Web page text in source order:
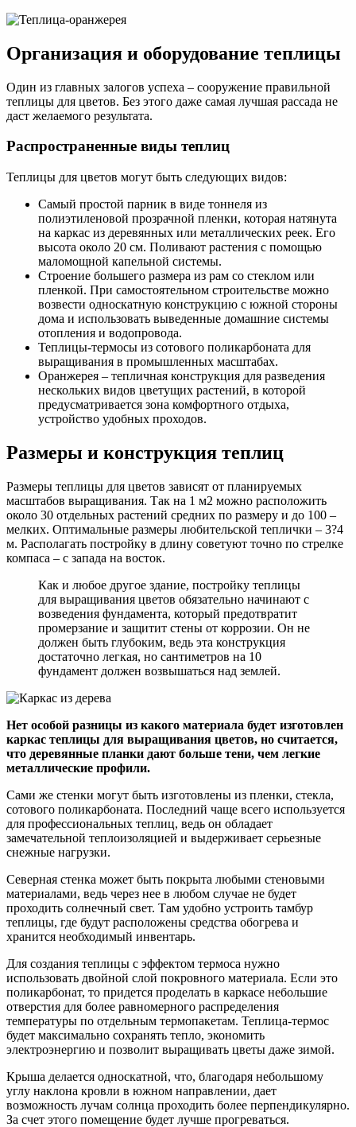
Организация и оборудование теплицы
Один из главных залогов успеха – сооружение правильной
теплицы для цветов. Без этого даже самая лучшая рассада не
даст желаемого результата.
Распространенные виды теплиц
Теплицы для цветов могут быть следующих видов:
Самый простой парник в виде тоннеля из
полиэтиленовой прозрачной пленки, которая натянута
на каркас из деревянных или металлических реек. Его
высота около 20 см. Поливают растения с помощью
маломощной капельной системы.
Строение большего размера из рам со стеклом или
пленкой. При самостоятельном строительстве можно
возвести односкатную конструкцию с южной стороны
дома и использовать выведенные домашние системы
отопления и водопровода.
Теплицы-термосы из сотового поликарбоната для
выращивания в промышленных масштабах.
Оранжерея – тепличная конструкция для разведения
нескольких видов цветущих растений, в которой
предусматривается зона комфортного отдыха,
устройство удобных проходов.
Размеры и конструкция теплиц
Размеры теплицы для цветов зависят от планируемых
масштабов выращивания. Так на 1 м2 можно расположить
около 30 отдельных растений средних по размеру и до 100 –
мелких. Оптимальные размеры любительской теплички – 3?4
м. Располагать постройку в длину советуют точно по стрелке
компаса – с запада на восток.
Как и любое другое здание, постройку теплицы
для выращивания цветов обязательно начинают с
возведения фундамента, который предотвратит
промерзание и защитит стены от коррозии. Он не
должен быть глубоким, ведь эта конструкция
достаточно легкая, но сантиметров на 10
фундамент должен возвышаться над землей.
Нет особой разницы из какого материала будет изготовлен
каркас теплицы для выращивания цветов, но считается,
что деревянные планки дают больше тени, чем легкие
металлические профили.
Сами же стенки могут быть изготовлены из пленки, стекла,
сотового поликарбоната. Последний чаще всего используется
для профессиональных теплиц, ведь он обладает
замечательной теплоизоляцией и выдерживает серьезные
снежные нагрузки.
Северная стенка может быть покрыта любыми стеновыми
материалами, ведь через нее в любом случае не будет
проходить солнечный свет. Там удобно устроить тамбур
теплицы, где будут расположены средства обогрева и
хранится необходимый инвентарь.
Для создания теплицы с эффектом термоса нужно
использовать двойной слой покровного материала. Если это
поликарбонат, то придется проделать в каркасе небольшие
отверстия для более равномерного распределения
температуры по отдельным термопакетам. Теплица-термос
будет максимально сохранять тепло, экономить
электроэнергию и позволит выращивать цветы даже зимой.
Крыша делается односкатной, что, благодаря небольшому
углу наклона кровли в южном направлении, дает
возможность лучам солнца проходить более перпендикулярно.
За счет этого помещение будет лучше прогреваться.